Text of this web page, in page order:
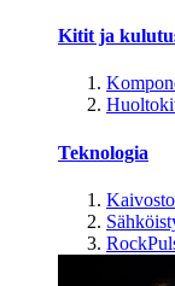
Kitit ja
Teknologia